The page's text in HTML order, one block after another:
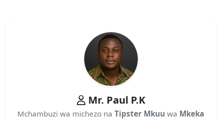
Mr. Paul P.K
Mchambuzi wa michezo naTipster Mkuu wa Mkeka